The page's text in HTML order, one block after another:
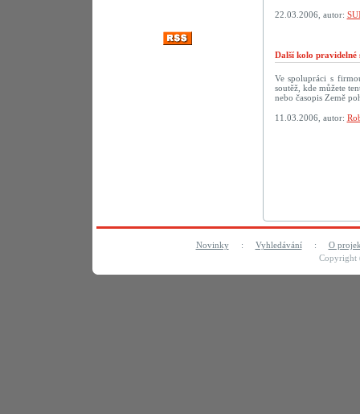
22.03.2006, autor:
Další kolo pravidelné
Ve spolupráci s
soutěž, kde můžete
nebo časopis Země
11.03.2006, autor:
Novinky: Vyhledávání: O
Copyright